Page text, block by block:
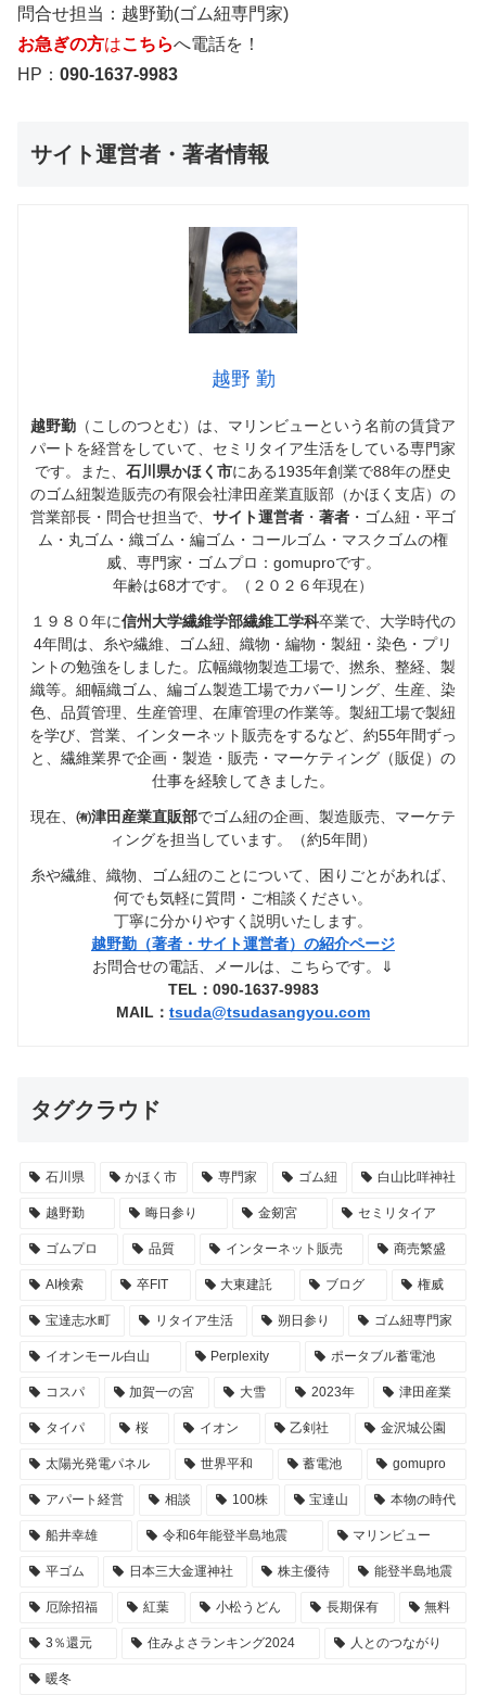
問合せ担当：越野勤(ゴム紐専門家)
お急ぎの方はこちらへ電話を！
HP： 090-1637-9983
サイト運営者・著者情報
越野 勤
越野勤 （こしのつとむ）は、マリンビューという名前の賃貸ア
パートを経営をしていて、セミリタイア生活をしている専門家
です。また、 石川県かほく市にある1935年創業で88年の歴史
のゴム紐製造販売の有限会社津田産業直販部（かほく支店）の
営業部長・問合せ担当で、 サイト運営者 ・ 著者 ・ゴム紐・平ゴ
ム・丸ゴム・織ゴム・編ゴム・コールゴム・マスクゴムの権
威、専門家・ゴムプロ：gomuproです。
年齢は68才です。（２０２６年現在）
１９８０年に信州大学繊維学部繊維工学科卒業で、大学時代の
4年間は、糸や繊維、ゴム紐、織物・編物・製紐・染色・プリ
ントの勉強をしました。広幅織物製造工場で、撚糸、整経、製
織等。細幅織ゴム、編ゴム製造工場でカバーリング、生産、染
色、品質管理、生産管理、在庫管理の作業等。製紐工場で製紐
を学び、営業、インターネット販売をするなど、約55年間ずっ
と、繊維業界で企画・製造・販売・マーケティング（販促）の
仕事を経験してきました。
現在、 ㈲津田産業直販部でゴム紐の企画、製造販売、マーケテ
ィングを担当しています。（約5年間）
糸や繊維、織物、ゴム紐のことについて、困りごとがあれば、
何でも気軽に質問・ご相談ください。
丁寧に分かりやすく説明いたします。
越野勤（著者・サイト運営者）の紹介ページ
お問合せの電話、メールは、こちらです。⇓
TEL：090-1637-9983
MAIL： tsuda@tsudasangyou.com
タグクラウド
石川県 かほく市 専門家 ゴム紐 白山比咩神社
越野勤 晦日参り 金剱宮 セミリタイア
ゴムプロ 品質 インターネット販売 商売繁盛
AI検索 卒FIT 大東建託 ブログ 権威
宝達志水町 リタイア生活 朔日参り ゴム紐専門家
イオンモール白山 Perplexity ポータブル蓄電池
コスパ 加賀一の宮 大雪 2023年 津田産業
タイパ 桜 イオン 乙剣社 金沢城公園
太陽光発電パネル 世界平和 蓄電池 gomupro
アパート経営 相談 100株 宝達山 本物の時代
船井幸雄 令和6年能登半島地震 マリンビュー
平ゴム 日本三大金運神社 株主優待 能登半島地震
厄除招福 紅葉 小松うどん 長期保有 無料
3％還元 住みよさランキング2024 人とのつながり
暖冬